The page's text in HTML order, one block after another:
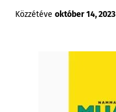
Közzétéve október 14, 2023